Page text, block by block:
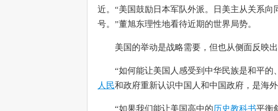
近。“美国鼓励日本军队外派。日美主从关系
号。”董旭东理性地看待近期的世界局势。
美国的举动是战略需要，但也从侧面反映出
“如何能让美国人感受到中华民族是和平的
人民和政府重新认识中国人和中国政府，是海
“如果我们能让美国高中的历史教科书平衡